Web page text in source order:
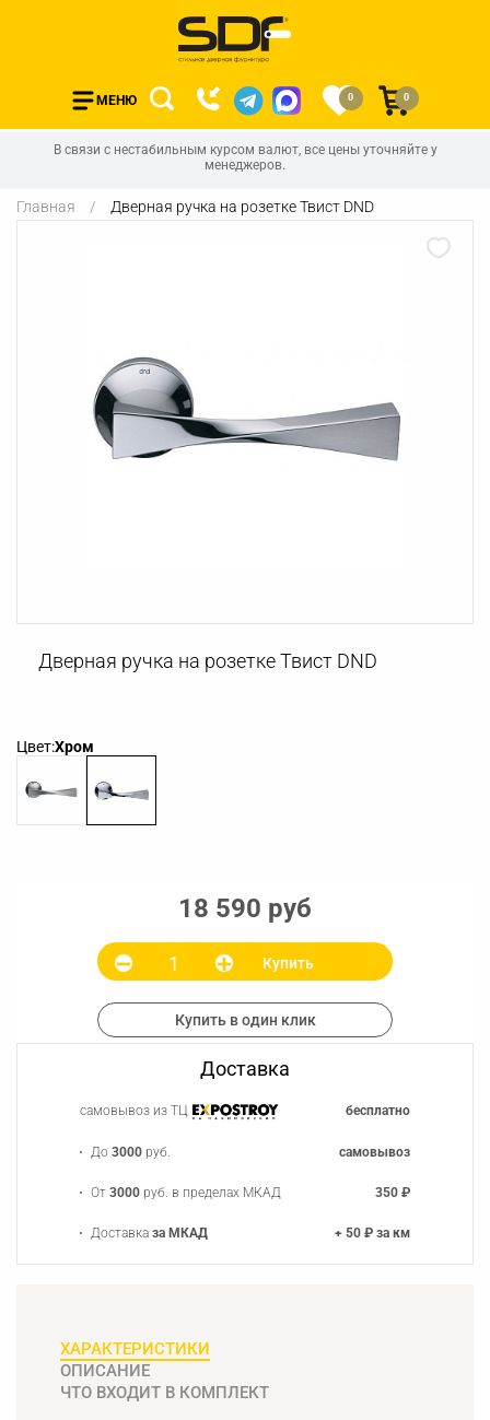
МЕНЮ 0 0
В связи с нестабильным курсом валют, все цены уточняйте у
менеджеров.
Главная Дверная ручка на розетке Твист DND
Дверная ручка на розетке Твист DND
Цвет:Хром
18 590 руб
Купить
Купить в один клик
Доставка
самовывоз из ТЦ бесплатно
До3000 руб. самовывоз
От3000 руб. в пределах МКАД 350 ₽
Доставказа МКАД + 50 ₽ за км
ХАРАКТЕРИСТИКИ
ОПИСАНИЕ
ЧТО ВХОДИТ В КОМПЛЕКТ